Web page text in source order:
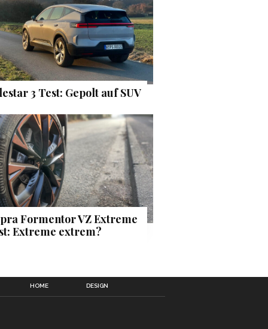
3 Test: Gepolt auf SUV
Formentor VZ Extreme
Extreme extrem?
HOME DESIGN